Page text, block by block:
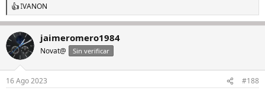
R
e
a
c
c
i
e
IVANON
jaimeromero1984
Novat@ Sin verificar
16 Ago 2023 #188